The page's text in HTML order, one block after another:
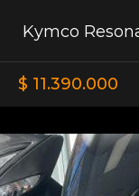
Kymco
$ 11.390.000